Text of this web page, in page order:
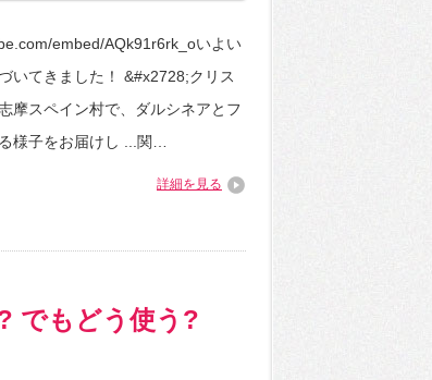
embed/AQk91r6rk_oいよい
いてきました！ &#x2728;クリス
摩スペイン村で、ダルシネアとフ
様子をお届けし ...関…
詳細を見る
でもどう使う?